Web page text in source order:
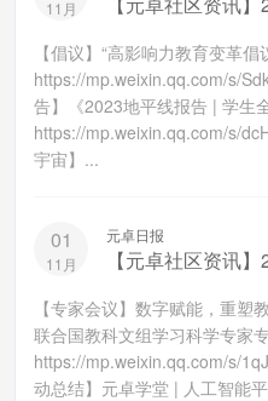
11月
【倡议】“高影响力教育变革倡
https://mp.weixin.qq.com/s/
告】《2023地平线报告 | 学生
https://mp.weixin.qq.com/s/
宇宙】...
01
11月
元卓日报
【元卓社区资讯
【专家会议】数字赋能，重塑
联合国教科文组学习科学专家
https://mp.weixin.qq.com/s/
动总结】元卓学堂 | 人工智能